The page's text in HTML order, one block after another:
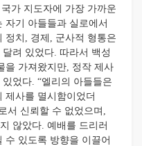
가 지도자에 가장 가까운
자기 아들들과 실로에서
정치, 경제, 군사적 형통은
려 있었다. 따라서 백성
을 가져왔지만, 정작 제사
었다. “엘리의 아들들은
사를 멸시함이었더
서 신뢰할 수 없었으며,
않았다. 예배를 드리러
수 있도록 방향을 이끌어